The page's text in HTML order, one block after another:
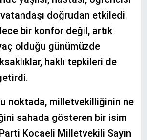
doğrudan etkiledi.
bir konfor değil, artık
olduğu günümüzde
haklı tepkileri de
noktada, milletvekilliğinin ne
sahada gösteren bir isim
Kocaeli Milletvekili Sayın